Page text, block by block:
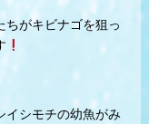
ちがキビナゴを狙っ
イシモチの幼魚がみ